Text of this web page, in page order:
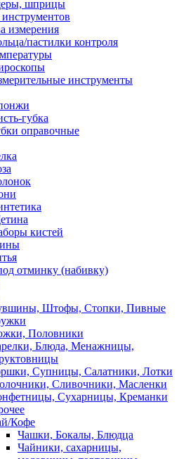
шприцы
измерения
пастилки контроля
инструменты
губка
оправочные
кистей
отминку (набивку)
Штофы, Стопки, Пивные
Половники
Блюда, Менажницы,
Супницы, Салатники, Лотки
Сливочники, Масленки
Сухарницы, Креманки
Кофе
Чашки, Бокалы, Блюдца
Чайники, сахарницы,